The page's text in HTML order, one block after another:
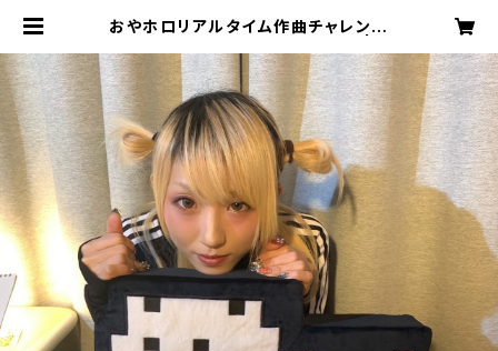
おやホロリアルタイム作曲チャレンジ
oodnight! records